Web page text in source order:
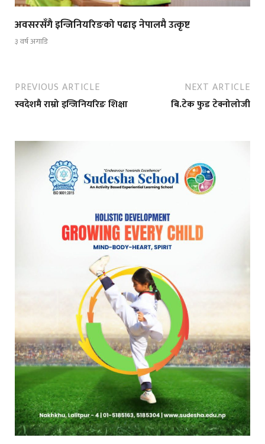
अवसरसँगै इन्जिनियरिङको पढाइ नेपालमै उत्कृष्ट
३ वर्ष अगाडि
PREVIOUS ARTICLE
स्वदेशमै राम्रो इन्जिनियरिङ शिक्षा
NEXT ARTICLE
बि.टेक फुड टेक्नोलोजी